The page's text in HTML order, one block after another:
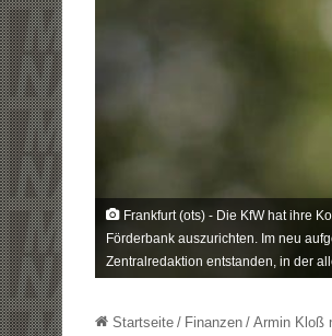
Frankfurt (ots) - Die KfW hat ihre
Förderbank auszurichten. Im neu
Zentralredaktion entstanden, in der
Startseite / Finanzen / Armin Kloß